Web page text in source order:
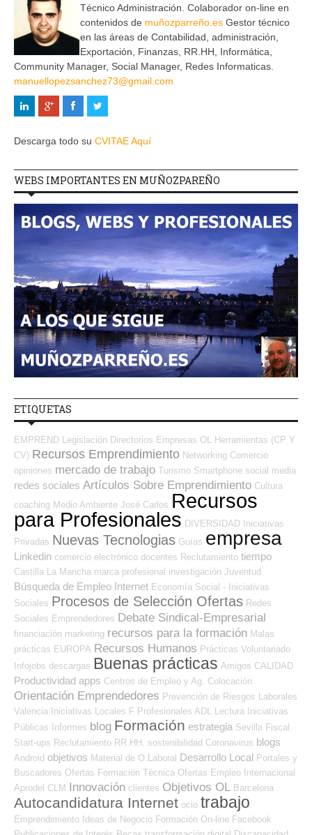
Técnico Administración. Colaborador on-line en
contenidos de muñozparreño.es Gestor técnico
en las áreas de Contabilidad, administración,
Exportación, Finanzas, RR.HH, Informática,
Community Manager, Social Manager, Redes Informaticas.
manuellopezsanchez73@gmail.com
Descarga todo su CVITAE Aquí
WEBS IMPORTANTES EN MUÑOZPAREÑO
ETIQUETAS
EMPREND Legislación Directorios Empresas OL
Herramientas (CP Y
CV) Recursos Emprendimiento Networking Comercio
opiniones mercado de trabajo Turismo Smartphone social media
redes sociales Artículos Sobre Emprendimiento Cultura
coaching Medio Ambiente José Carlos Recursos
para Profesionales DIVERSIDAD Iniciativas
Privadas Nuevas Tecnologias Guías empresa
Linkedin comercio electrónico docentes Reclutamiento tiempo
Castilla La Mancha marca profesional investigación Juventud
Búsqueda de Empleo Internet Economía Social - Iniciativas
Sociales Procesos de Selección Ofertas Redes
Sociales Emprendedores Debate Sindical-Empresarial
financiación marketing recursos para la formación Malas
prácticas EUROPA Recursos Humanos Prácticas Voluntariado
Infojobs descargas Buenas prácticas Amigos CALIDAD
Productividad apps Centros de Empleo y Ag. Colocación
Orientación Emprendedores Prevención de Riesgos Laborales
Valencia Iniciativas Locales F Profesionales ADL Lectura Iniciativas
Públicas Informes blog Formación estrategia Sevilla Fiscal
Start-ups Reclutamiento RR.HH. sostenibilidad Coronavirus blogs
Android objetivos Material de O.Laboral Desarrollo Local Portales y
Buscadores Ofertas Formación Técnica Ofertas Empleo Internacional
Aprodel CLM Innovación clientes Objetivos OL Barcelona
Autocandidatura Internet ocio trabajo
Emprendimiento Ideas de Negocio Formación On-line Facebook